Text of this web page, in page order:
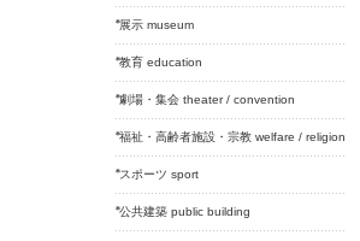
展示 museum
教育 education
劇場・集会 theater / convention
福祉・高齢者施設・宗教 welfare / religion
スポーツ sport
公共建築 public building